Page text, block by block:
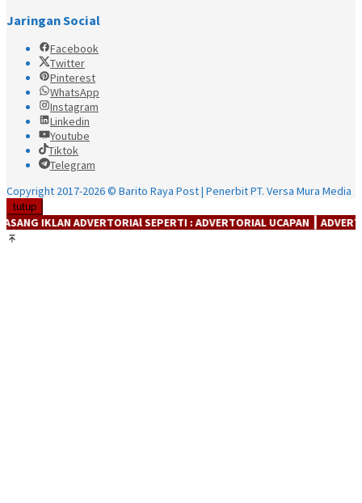
Jaringan Social
Facebook
Twitter
Pinterest
WhatsApp
Instagram
Linkedin
Youtube
Tiktok
Telegram
Copyright 2017-2026 © Barito Raya Post | Penerbit PT. Versa Mura Media
tutup
ADVERTORIAl SEPERTI : ADVERTORIAL UCAPAN ┃